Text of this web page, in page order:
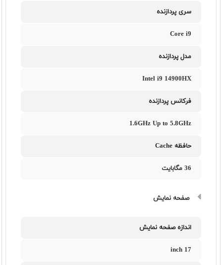
سری پردازنده
Core i9
مدل پردازنده
Intel i9 14900HX
فرکانس پردازنده
1.6GHz Up to 5.8GHz
حافظه Cache
36 مگابایت
صفحه نمایش
اندازه صفحه نمایش
17 inch